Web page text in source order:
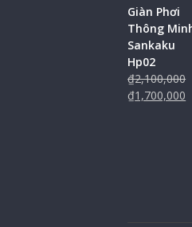
Giàn Phơi
Thông
Sankaku
Hp02
₫2,100,000
₫1,700,000